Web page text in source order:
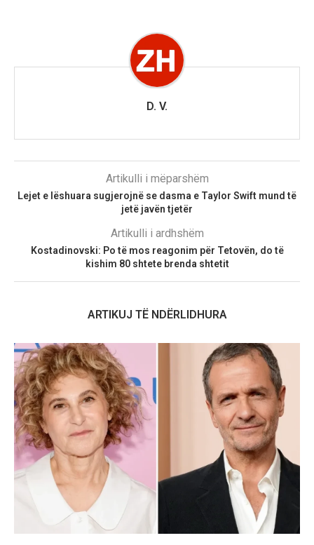
D. V.
Artikulli i mëparshëm
Lejet e lëshuara sugjerojnë se dasma e Taylor Swift mund të
jetë javën tjetër
Artikulli i ardhshëm
Kostadinovski: Po të mos reagonim për Tetovën, do të
kishim 80 shtete brenda shtetit
ARTIKUJ TË NDËRLIDHURA